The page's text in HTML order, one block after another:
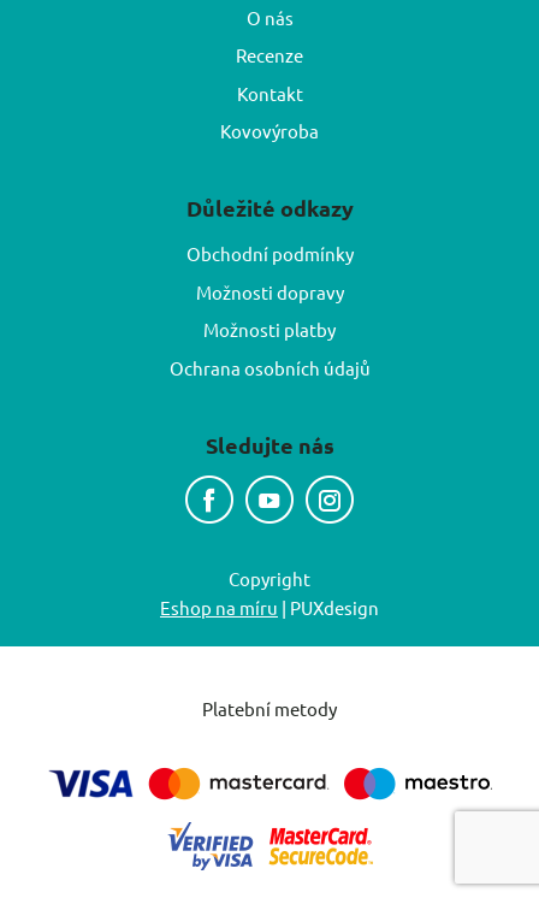
O nás
Recenze
Kontakt
Kovovýroba
Důležité odkazy
Obchodní podmínky
Možnosti dopravy
Možnosti platby
Ochrana osobních údajů
Sledujte nás
Copyright
Eshop na míru | PUXdesign
Platební metody